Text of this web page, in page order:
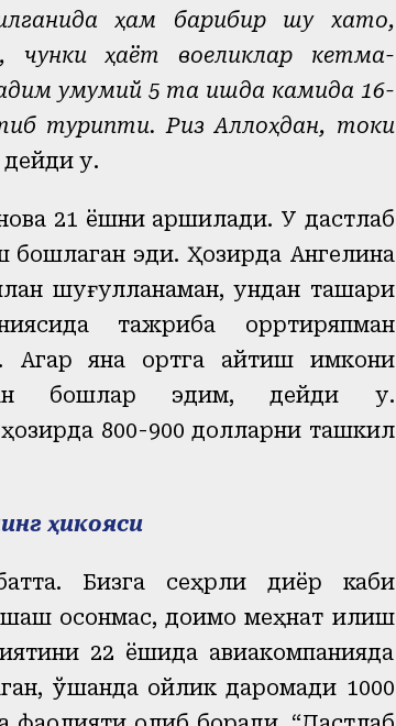
ҳам барибир шу хато,
чунки ҳаёт воқеликлар кетма-
умумий 5 та ишда камида 16-
турипти. Ризқ Аллоҳдан, токи
дейди у.
21 ёшни қаршилади. У дастлаб
бошлаган эди. Ҳозирда Ангелина
шуғулланаман, ундан ташқари
тажриба орртиряпман
яна ортга қайтиш имкони
бошлар эдим, дейди у.
800-900 долларни ташкил
ҳикояси
Бизга сеҳрли диёр каби
осонмас, доимо меҳнат қилиш
22 ёшида авиакомпанияда
ўшанда ойлик даромади 1000